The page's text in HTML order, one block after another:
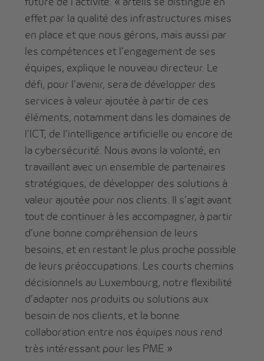
effet par la qualité des infrastructures mises
en place et que nous gérons, mais aussi par
les compétences et l’engagement de ses
équipes, explique le nouveau directeur. Le
défi, pour l’avenir, sera de développer des
services à valeur ajoutée à partir de ces
éléments, notamment dans les domaines de
l’ICT, de l’intelligence artificielle ou encore de
la cybersécurité. Nous avons la volonté, en
travaillant avec un ensemble de partenaires
stratégiques, de développer des solutions à
valeur ajoutée pour nos clients. Il s’agit avant
tout de continuer à les accompagner, à partir
d’une bonne compréhension de leurs
besoins, et en restant le plus proche possible
de leurs préoccupations. Les courts chemins
décisionnels au Luxembourg, notre flexibilité
d’adapter nos produits ou solutions aux
besoin de nos clients, et la bonne
collaboration entre nos équipes nous rend
très intéressant pour les PME »